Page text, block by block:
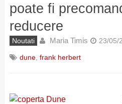
poate fi
reducere
Noutati Maria Timis 23/05/
dune, frank herbert